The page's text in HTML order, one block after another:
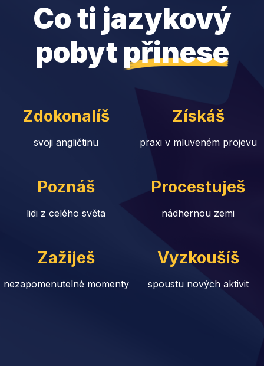
Co ti jazykový
pobyt přinese
Zdokonalíš
svoji angličtinu
Získáš
praxi v mluveném projevu
Poznáš
lidi z celého světa
Procestuješ
nádhernou zemi
Zažiješ
nezapomenutelné momenty
Vyzkoušíš
spoustu nových aktivit